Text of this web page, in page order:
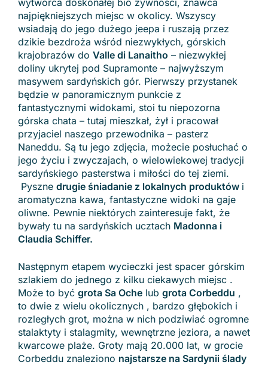
wytwórca doskonałej bio żywności, znawca
najpiękniejszych miejsc w okolicy. Wszyscy
wsiadają do jego dużego jeepa i ruszają przez
dzikie bezdroża wśród niezwykłych, górskich
krajobrazów do Valle di Lanaitho – niezwykłej
doliny ukrytej pod Supramonte – najwyższym
masywem sardyńskich gór. Pierwszy przystanek
będzie w panoramicznym punkcie z
fantastycznymi widokami, stoi tu niepozorna
górska chata – tutaj mieszkał, żył i pracował
przyjaciel naszego przewodnika – pasterz
Naneddu. Są tu jego zdjęcia, możecie posłuchać o
jego życiu i zwyczajach, o wielowiekowej tradycji
sardyńskiego pasterstwa i miłości do tej ziemi.
Pyszne drugie śniadanie z lokalnych produktów i
aromatyczna kawa, fantastyczne widoki na gaje
oliwne. Pewnie niektórych zainteresuje fakt, że
bywały tu na sardyńskich ucztach Madonna i
Claudia Schiffer.
Następnym etapem wycieczki jest spacer górskim
szlakiem do jednego z kilku ciekawych miejsc .
Może to być grota Sa Oche lub grota Corbeddu ,
to dwie z wielu okolicznych , bardzo głębokich i
rozległych grot, można w nich podziwiać ogromne
stalaktyty i stalagmity, wewnętrzne jeziora, a nawet
kwarcowe plaże. Groty mają 20.000 lat, w grocie
Corbeddu znaleziono najstarsze na Sardynii ślady